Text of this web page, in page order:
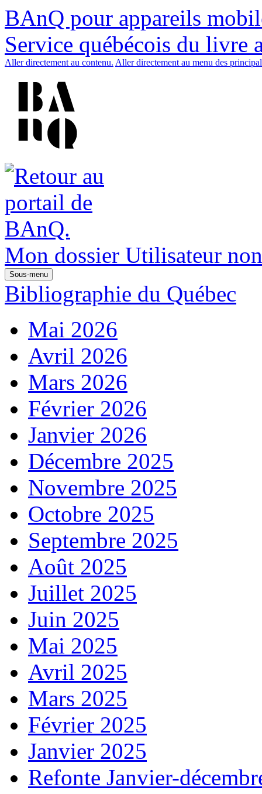
BAnQ pour appareils
Service québécois du livre
Aller directement au contenu. Aller directement au menu des
Mon dossier Utilisateur
Sous-menu
Bibliographie du Québec
Mai 2026
Avril 2026
Mars 2026
Février 2026
Janvier 2026
Décembre 2025
Novembre 2025
Octobre 2025
Septembre 2025
Août 2025
Juillet 2025
Juin 2025
Mai 2025
Avril 2025
Mars 2025
Février 2025
Janvier 2025
Refonte Janvier-